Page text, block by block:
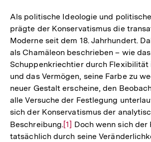
Als politische Ideologie und
prägte der Konservatismus die
Moderne seit dem 18. Jahrhundert.
als Chamäleon beschrieben – wie das
Schuppenkriechtier durch Flexibilität
und das Vermögen, seine Farbe zu
neuer Gestalt erscheine, den
alle Versuche der Festlegung
sich der Konservatismus der
Beschreibung.Zur
Auflösung
[1] Doch wenn sich der
tatsächlich durch seine